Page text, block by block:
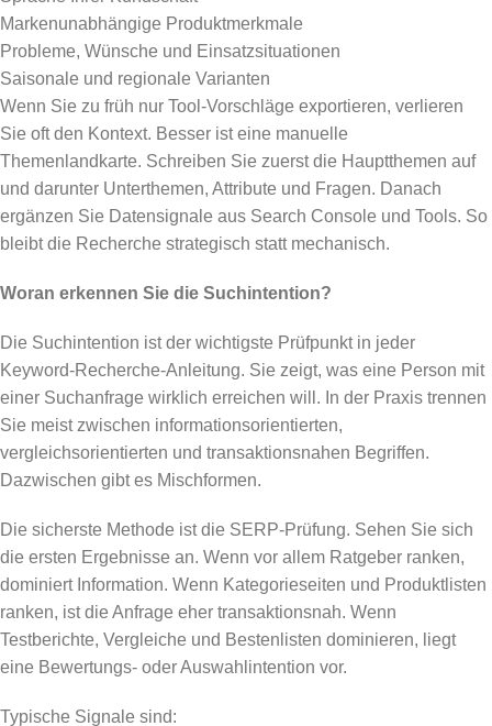
Markenunabhängige Produktmerkmale
Probleme, Wünsche und Einsatzsituationen
Saisonale und regionale Varianten
Wenn Sie zu früh nur Tool-Vorschläge exportieren, verlieren
Sie oft den Kontext. Besser ist eine manuelle
Themenlandkarte. Schreiben Sie zuerst die Hauptthemen auf
und darunter Unterthemen, Attribute und Fragen. Danach
ergänzen Sie Datensignale aus Search Console und Tools. So
bleibt die Recherche strategisch statt mechanisch.
Woran erkennen Sie die Suchintention?
Die Suchintention ist der wichtigste Prüfpunkt in jeder
Keyword-Recherche-Anleitung. Sie zeigt, was eine Person mit
einer Suchanfrage wirklich erreichen will. In der Praxis trennen
Sie meist zwischen informationsorientierten,
vergleichsorientierten und transaktionsnahen Begriffen.
Dazwischen gibt es Mischformen.
Die sicherste Methode ist die SERP-Prüfung. Sehen Sie sich
die ersten Ergebnisse an. Wenn vor allem Ratgeber ranken,
dominiert Information. Wenn Kategorieseiten und Produktlisten
ranken, ist die Anfrage eher transaktionsnah. Wenn
Testberichte, Vergleiche und Bestenlisten dominieren, liegt
eine Bewertungs- oder Auswahlintention vor.
Typische Signale sind: